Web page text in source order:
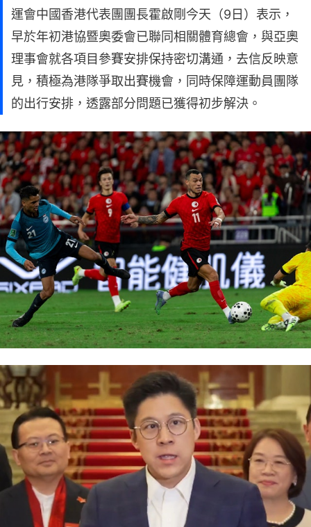
運會中國香港代表團團長霍啟剛今天（9日）表示，
早於年初港協暨奧委會已聯同相關體育總會，與亞奧
理事會就各項目參賽安排保持密切溝通，去信反映意
見，積極為港隊爭取出賽機會，同時保障運動員團隊
的出行安排，透露部分問題已獲得初步解決。